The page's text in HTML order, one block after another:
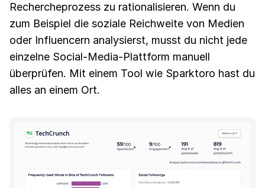
Rechercheprozess zu rationalisieren. Wenn du
zum Beispiel die soziale Reichweite von Medien
oder Influencern analysierst, musst du nicht jede
einzelne Social-Media-Plattform manuell
überprüfen. Mit einem Tool wie Sparktoro hast du
alles an einem Ort.